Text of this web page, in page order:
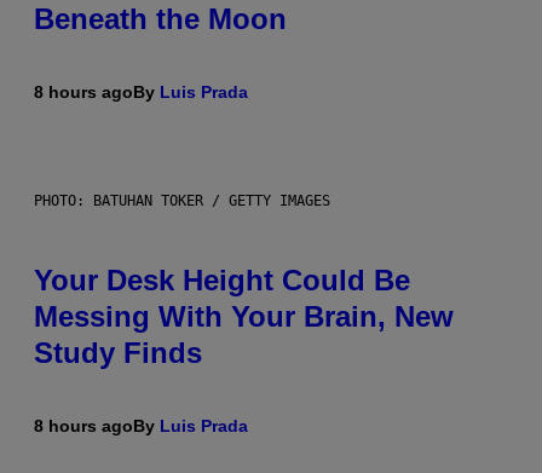
Beneath the Moon
8 hours agoBy Luis Prada
PHOTO: BATUHAN TOKER / GETTY IMAGES
Your Desk Height Could Be
Messing With Your Brain, New
Study Finds
8 hours agoBy Luis Prada